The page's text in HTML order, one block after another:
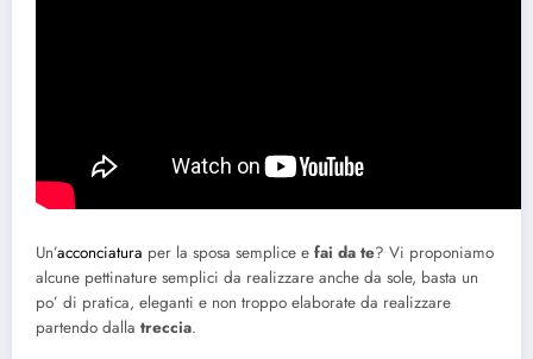
Un’acconciatura per la sposa semplice e fai da te? Vi proponiamo
alcune pettinature semplici da realizzare anche da sole, basta un
po’ di pratica, eleganti e non troppo elaborate da realizzare
partendo dalla treccia.